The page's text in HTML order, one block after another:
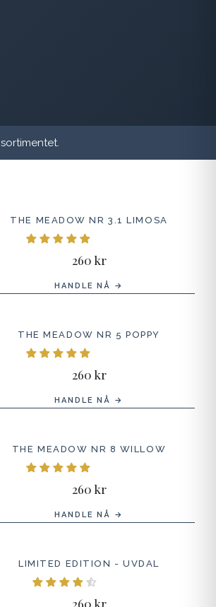
THE MEADOW NR 3.1 LIMOSA
260 kr
HANDLE NÅ →
THE MEADOW NR 5 POPPY
260 kr
HANDLE NÅ →
THE MEADOW NR 8 WILLOW
260 kr
HANDLE NÅ →
LIMITED EDITION - UVDAL
260 kr